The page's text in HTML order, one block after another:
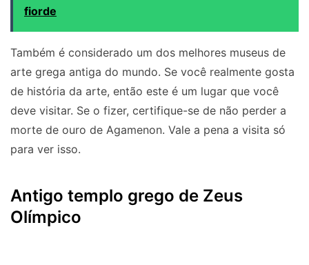
fiorde
Também é considerado um dos melhores museus de
arte grega antiga do mundo. Se você realmente gosta
de história da arte, então este é um lugar que você
deve visitar. Se o fizer, certifique-se de não perder a
morte de ouro de Agamenon. Vale a pena a visita só
para ver isso.
Antigo templo grego de Zeus
Olímpico